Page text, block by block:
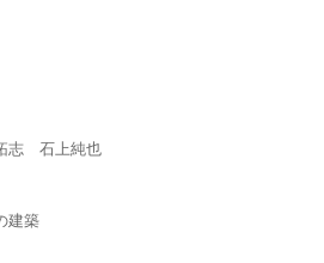
志 石上純也
建築